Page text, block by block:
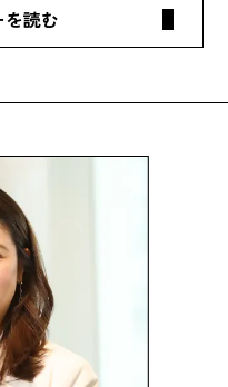
の基礎から再度勉
テム開発のプロジ
クト課題対応など
署は関東・中部・
バー構成になって